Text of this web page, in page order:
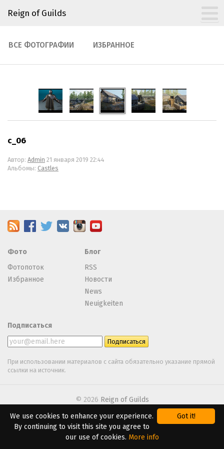
Reign of Guilds
ВСЕ ФОТОГРАФИИ ИЗБРАННОЕ
c_06
Автор: Admin 21 января 2019 22:44
Альбомы: Castles
Фото
Фотопоток
Избранное
Блог
RSS
Новости
News
Neuigkeiten
Подписаться
При использовании материалов с сайта обязательно указание прямой
ссылки на источник.
© 2026 Reign of Guilds
We are usingWebasyst Got it!
We use cookies to enhance your experience.
By continuing to visit this site you agree to
our use of cookies. More info